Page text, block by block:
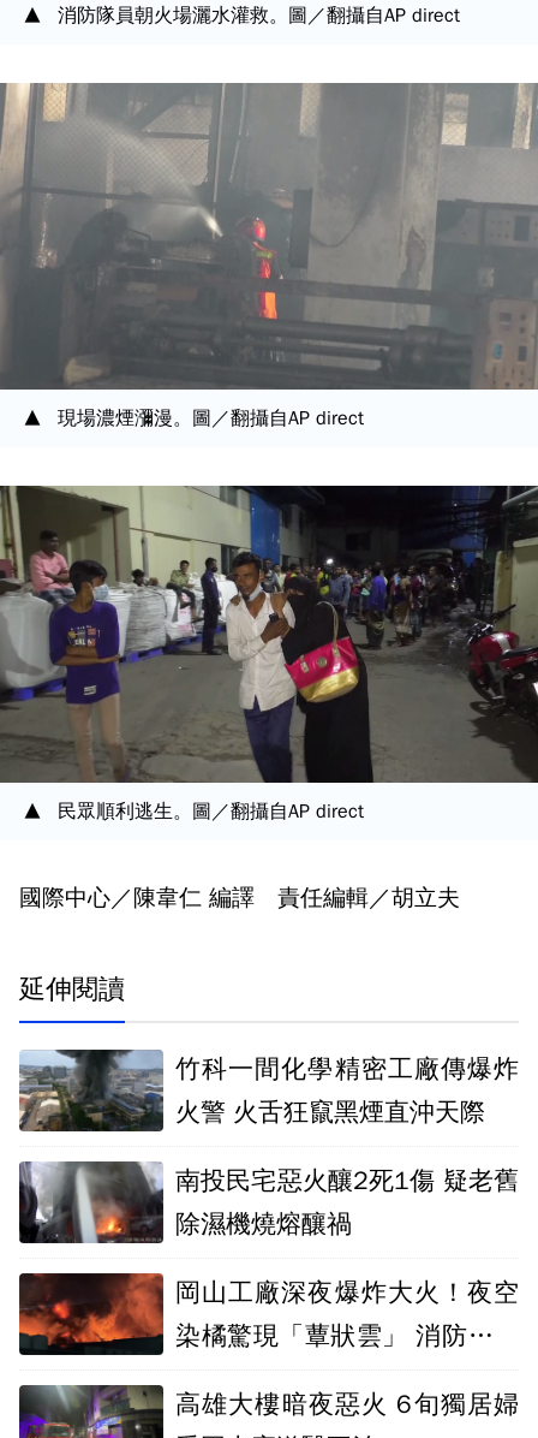
消防隊員朝火場灑水灌救。圖／翻攝自AP direct
現場濃煙瀰漫。圖／翻攝自AP direct
民眾順利逃生。圖／翻攝自AP direct
國際中心／陳韋仁 編譯 責任編輯／胡立夫
延伸閱讀
竹科一間化學精密工廠傳爆炸
火警 火舌狂竄黑煙直沖天際
南投民宅惡火釀2死1傷 疑老舊
除濕機燒熔釀禍
岡山工廠深夜爆炸大火！夜空
染橘驚現「蕈狀雲」 消防漏夜
高雄大樓暗夜惡火 6旬獨居婦